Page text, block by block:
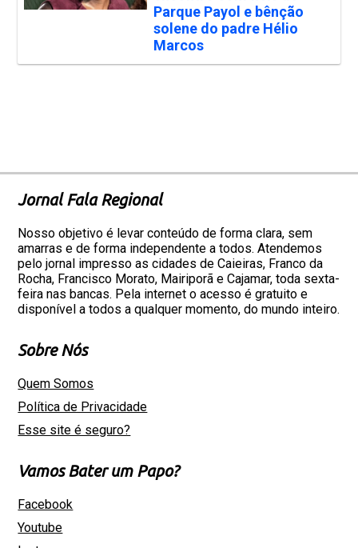
Parque Payol e bênção
solene do padre Hélio
Marcos
Jornal Fala Regional
Nosso objetivo é levar conteúdo de forma clara, sem
amarras e de forma independente a todos. Atendemos
pelo jornal impresso as cidades de Caieiras, Franco da
Rocha, Francisco Morato, Mairiporã e Cajamar, toda sexta-
feira nas bancas. Pela internet o acesso é gratuito e
disponível a todos a qualquer momento, do mundo inteiro.
Sobre Nós
Quem Somos
Política de Privacidade
Esse site é seguro?
Vamos Bater um Papo?
Facebook
Youtube